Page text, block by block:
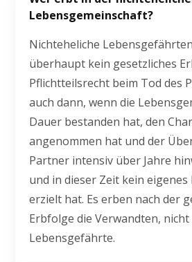
Lebensgemeinschaft?
Nichteheliche
überhaupt kein gesetzliches
Pflichtteilsrecht beim Tod des
auch dann, wenn die
Dauer bestanden hat, den
angenommen hat und der
Partner intensiv über Jahre
und in dieser Zeit kein eigenes
erzielt hat. Es erben nach der
Erbfolge die Verwandten,
Lebensgefährte.